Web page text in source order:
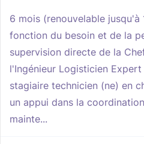
6 mois (renouvelable jusqu'à
fonction du besoin et de la
supervision directe de la
l'Ingénieur Logisticien
stagiaire technicien (ne) en
un appui dans la
mainte...